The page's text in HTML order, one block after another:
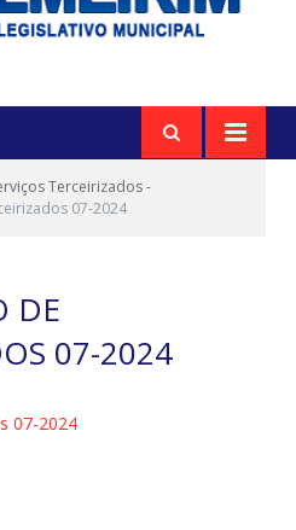
Terceirizados -
07-2024
DE
07-2024
07-2024